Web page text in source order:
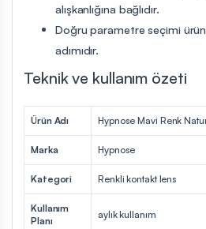
alışkanlığına bağlıdır.
Doğru parametre seçimi
adımıdır.
Teknik ve kullanım özeti
Ürün Adı Hypnose Mavi Renk
Marka Hypnose
Kategori Renkli kontakt lens
Kullanım
Planı
aylık kullanım